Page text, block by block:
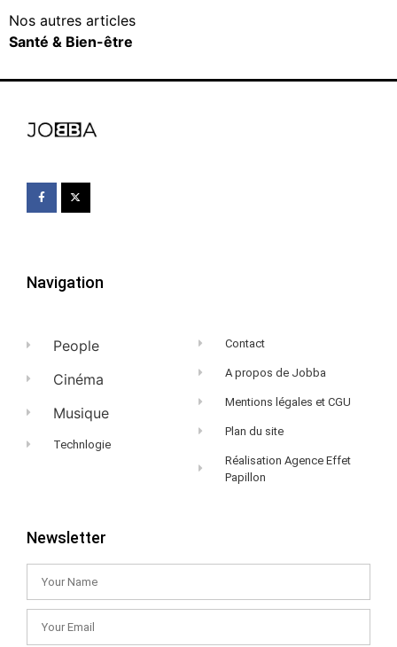
Nos autres articles
Santé & Bien-être
Navigation
People
Cinéma
Musique
Technlogie
Contact
A propos de Jobba
Mentions légales et CGU
Plan du site
Réalisation Agence Effet
Papillon
Newsletter